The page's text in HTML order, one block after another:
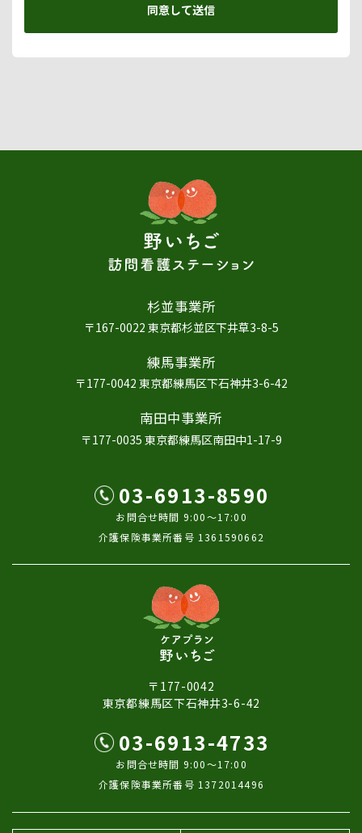
同意して送信
杉並事業所
〒167-0022 東京都杉並区下井草3-8-5
練馬事業所
〒177-0042 東京都練馬区下石神井3-6-42
南田中事業所
〒177-0035 東京都練馬区南田中1-17-9
03-6913-8590
お問合せ時間 9:00～17:00
介護保険事業所番号 1361590662
〒177-0042
東京都練馬区下石神井3-6-42
03-6913-4733
お問合せ時間 9:00～17:00
介護保険事業所番号 1372014496